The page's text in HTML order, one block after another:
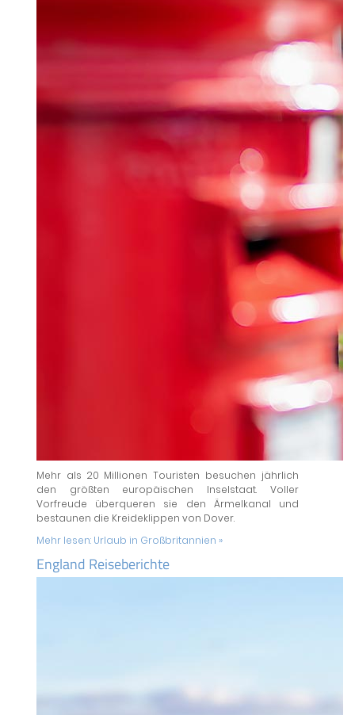
Mehr als 20 Millionen Touristen besuchen jährlich
den größten europäischen Inselstaat. Voller
Vorfreude überqueren sie den Ärmelkanal und
bestaunen die Kreideklippen von Dover.
Mehr lesen: Urlaub in Großbritannien »
England Reiseberichte